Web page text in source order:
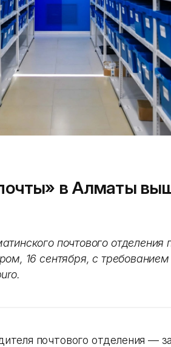
в Алматы
почтового отделения
16 сентября, с требованием
почтового отделения —